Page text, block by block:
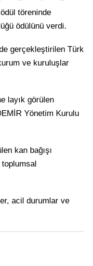
töreninde
ödülünü verdi.
gerçekleştirilen Türk
ve kuruluşlar
layık görülen
Yönetim Kurulu
kan bağışı
acil durumlar ve